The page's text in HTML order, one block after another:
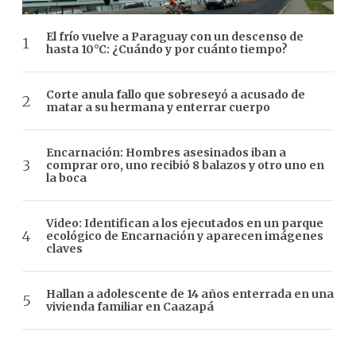
El frío vuelve a Paraguay con un descenso de
hasta 10°C: ¿Cuándo y por cuánto tiempo?
Corte anula fallo que sobreseyó a acusado de
matar a su hermana y enterrar cuerpo
Encarnación: Hombres asesinados iban a
comprar oro, uno recibió 8 balazos y otro uno en
la boca
Video: Identifican a los ejecutados en un parque
ecológico de Encarnación y aparecen imágenes
claves
Hallan a adolescente de 14 años enterrada en una
vivienda familiar en Caazapá